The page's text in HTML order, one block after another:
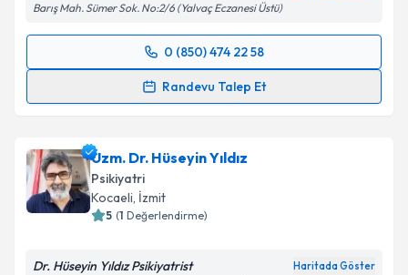
Barış Mah. Sümer Sok. No:2/6 (Yalvaç Eczanesi Üstü)
0 (850) 474 22 58
Randevu Talep Et
Randevu Takvimi Talebi
takvim hazırlandığında e-posta ile bilgilendireceğiz.
E-posta Adresiniz
Uzm. Dr. Hüseyin Yıldız
Psikiyatri
Kocaeli, İzmit
5 (1 Değerlendirme)
Dr. Hüseyin Yıldız Psikiyatrist Haritada Göster